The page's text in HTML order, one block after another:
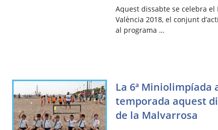
Aquest dissabte se celebra el
València 2018, el conjunt
al programa …
La 6ª Miniolimpíada
temporada aquest
de la Malvarrosa